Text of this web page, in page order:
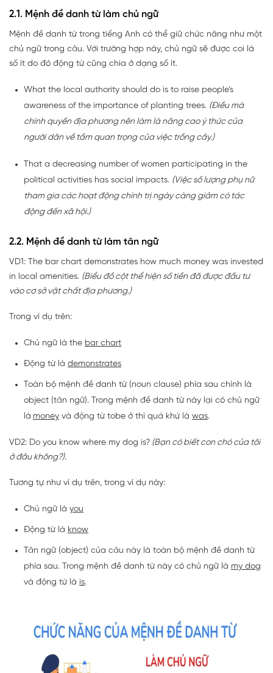
2.1. Mệnh đề danh từ làm chủ ngữ
Mệnh đề danh từ trong tiếng Anh có thể giữ chức năng như một
chủ ngữ trong câu. Với trường hợp này, chủ ngữ sẽ được coi là
số ít do đó động từ cũng chia ở dạng số ít.
What the local authority should do is to raise people’s
awareness of the importance of planting trees. (Điều mà
chính quyền địa phương nên làm là nâng cao ý thức của
người dân về tầm quan trọng của việc trồng cây.)
That a decreasing number of women participating in the
political activities has social impacts. (Việc số lượng phụ nữ
tham gia các hoạt động chính trị ngày càng giảm có tác
động đến xã hội.)
2.2. Mệnh đề danh từ làm tân ngữ
VD1: The bar chart demonstrates how much money was invested
in local amenities. (Biểu đồ cột thể hiện số tiền đã được đầu tư
vào cơ sở vật chất địa phương.)
Trong ví dụ trên:
Chủ ngữ là the bar chart
Động từ là demonstrates
Toàn bộ mệnh đề danh từ (noun clause) phía sau chính là
object (tân ngữ). Trong mệnh đề danh từ này lại có chủ ngữ
là money và động từ tobe ở thì quá khứ là was.
VD2: Do you know where my dog is? (Bạn có biết con chó của tôi
ở đâu không?).
Tương tự như ví dụ trên, trong ví dụ này:
Chủ ngữ là you
Động từ là know
Tân ngữ (object) của câu này là toàn bộ mệnh đề danh từ
phía sau. Trong mệnh đề danh từ này có chủ ngữ là my dog
và động từ là is.